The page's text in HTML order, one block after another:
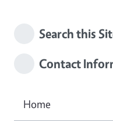
Search this
Contact
Home